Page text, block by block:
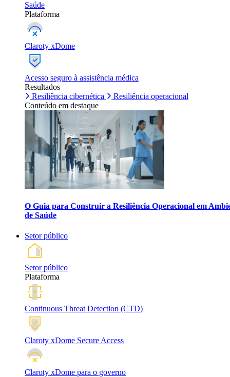
Saúde
Plataforma
Claroty xDome
Acesso seguro à assistência médica
Resultados
Resiliência cibernética
Resiliência operacional
Conteúdo em destaque
O Guia para Construir a Resiliência Operacional em
de Saúde
Setor público
Setor público
Plataforma
Continuous Threat Detection (CTD)
Claroty xDome Secure Access
Claroty xDome para o governo